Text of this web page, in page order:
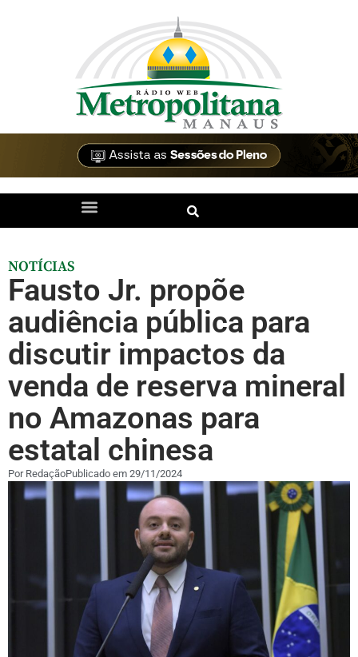
NOTÍCIAS
Fausto Jr. propõe
audiência pública para
discutir impactos da
venda de reserva mineral
no Amazonas para
estatal chinesa
PorRedaçãoPublicado em 29/11/2024